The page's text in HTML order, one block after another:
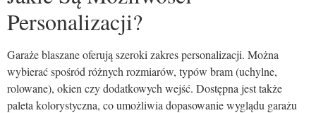
Personalizacji?
Garaże blaszane oferują szeroki zakres personalizacji. Można
wybierać spośród różnych rozmiarów, typów bram (uchylne,
rolowane), okien czy dodatkowych wejść. Dostępna jest także
paleta kolorystyczna, co umożliwia dopasowanie wyglądu garażu